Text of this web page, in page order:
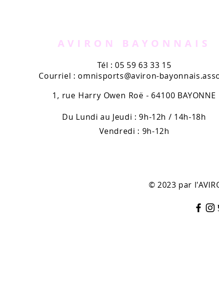
AVIRON BAYONNAIS
Tél : 05 59 63 33 15
Courriel : omnisports@aviron-
1, rue Harry Owen Roë - 64100 BAYONNE
Du Lundi au Jeudi : 9h-12h / 14h-18h
Vendredi : 9h-12h
© 2023 par